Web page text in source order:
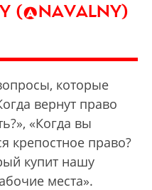
(@NAVALNY)
которые
вернут право
«Когда вы
крепостное право?
купит нашу
места».